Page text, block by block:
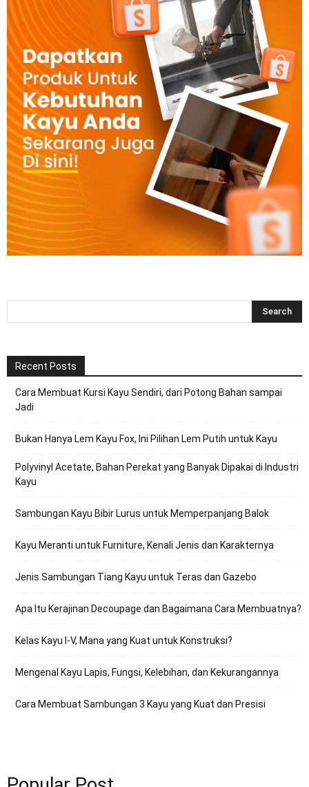
Recent Posts
Cara Membuat Kursi Kayu Sendiri, dari Potong Bahan sampai
Jadi
Bukan Hanya Lem Kayu Fox, Ini Pilihan Lem Putih untuk Kayu
Polyvinyl Acetate, Bahan Perekat yang Banyak Dipakai di Industri
Kayu
Sambungan Kayu Bibir Lurus untuk Memperpanjang Balok
Kayu Meranti untuk Furniture, Kenali Jenis dan Karakternya
Jenis Sambungan Tiang Kayu untuk Teras dan Gazebo
Apa Itu Kerajinan Decoupage dan Bagaimana Cara Membuatnya?
Kelas Kayu I-V, Mana yang Kuat untuk Konstruksi?
Mengenal Kayu Lapis, Fungsi, Kelebihan, dan Kekurangannya
Cara Membuat Sambungan 3 Kayu yang Kuat dan Presisi